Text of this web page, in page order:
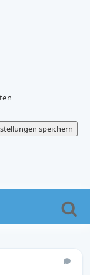
speichern